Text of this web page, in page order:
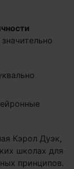
Кэрол Дуэк,
школах для
принципов.